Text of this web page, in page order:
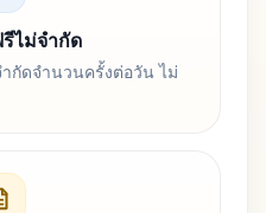
รีไม่จำกัด
กัดจำนวนครั้งต่อวัน ไม่